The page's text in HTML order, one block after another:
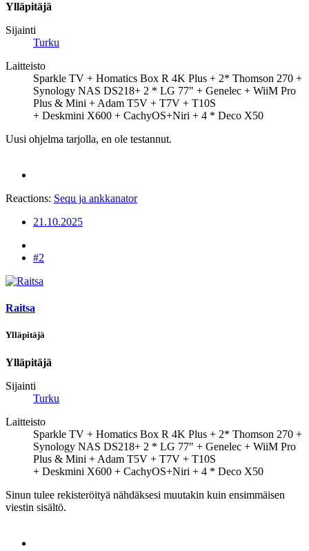
Ylläpitäjä
Sijainti
Turku
Laitteisto
Sparkle TV + Homatics Box R 4K Plus + 2* Thomson 270 +
Synology NAS DS218+ 2 * LG 77" + Genelec + WiiM Pro
Plus & Mini + Adam T5V + T7V + T10S
+ Deskmini X600 + CachyOS+Niri + 4 * Deco X50
Uusi ohjelma tarjolla, en ole testannut.
Reactions: Sequ ja ankkanator
21.10.2025
#2
Raitsa
Ylläpitäjä
Ylläpitäjä
Sijainti
Turku
Laitteisto
Sparkle TV + Homatics Box R 4K Plus + 2* Thomson 270 +
Synology NAS DS218+ 2 * LG 77" + Genelec + WiiM Pro
Plus & Mini + Adam T5V + T7V + T10S
+ Deskmini X600 + CachyOS+Niri + 4 * Deco X50
Sinun tulee rekisteröityä nähdäksesi muutakin kuin ensimmäisen
viestin sisältö.